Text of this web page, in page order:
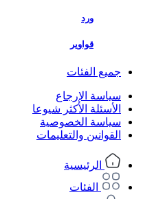
ورد
قواوير
جميع الفئات
سياسة الإرجاع
الأسئلة الأكثر شيوعا
سياسة الخصوصية
القوانين والتعليمات
الرئيسية
الفئات